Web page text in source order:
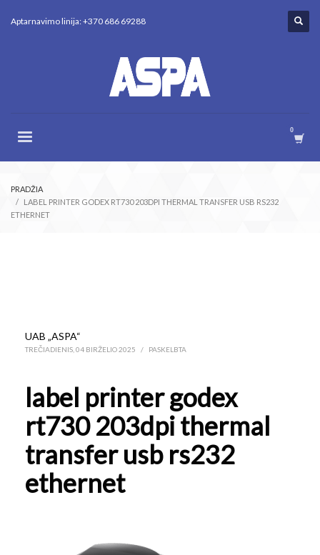
Aptarnavimo linija: +370 686 69288
PRADŽIA
LABEL PRINTER GODEX RT730 203DPI THERMAL TRANSFER USB RS232
ETHERNET
UAB „ASPA“
TREČIADIENIS, 04 BIRŽELIO 2025 / PASKELBTA
label printer godex
rt730 203dpi thermal
transfer usb rs232
ethernet